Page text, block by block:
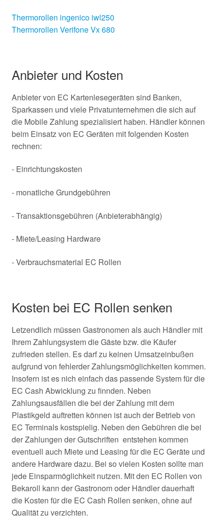
Thermorollen ingenico iwl250
Thermorollen Verifone Vx 680
Anbieter und Kosten
Anbieter von EC Kartenlesegeräten sind Banken,
Sparkassen und viele Privatunternehmen die sich auf
die Mobile Zahlung spezialisiert haben. Händler können
beim Einsatz von EC Geräten mit folgenden Kosten
rechnen:
- Einrichtungskosten
- monatliche Grundgebühren
- Transaktionsgebühren (Anbieterabhängig)
- Miete/Leasing Hardware
- Verbrauchsmaterial EC Rollen
Kosten bei EC Rollen senken
Letzendlich müssen Gastronomen als auch Händler mit
Ihrem Zahlungsystem die Gäste bzw. die Käufer
zufrieden stellen. Es darf zu keinen Umsatzeinbußen
aufgrund von fehlerder Zahlungsmöglichkeiten kommen.
Insofern ist es nich einfach das passende System für die
EC Cash Abwicklung zu finnden. Neben
Zahlungsausfällen die bei der Zahlung mit dem
Plastikgeld auftretten können ist auch der Betrieb von
EC Terminals kostspielig. Neben den Gebühren die bei
der Zahlungen der Gutschriften entstehen kommen
eventuell auch Miete und Leasing für die EC Geräte und
andere Hardware dazu. Bei so vielen Kosten sollte man
jede Einsparmöglichkeit nutzen. Mit den EC Rollen von
Bekaroll kann der Gastronom oder Händler dauerhaft
die Kosten für die EC Cash Rollen senken, ohne auf
Qualität zu verzichten.